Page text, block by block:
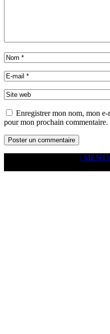
Enregistrer mon nom, mon
pour mon prochain commentaire.
|